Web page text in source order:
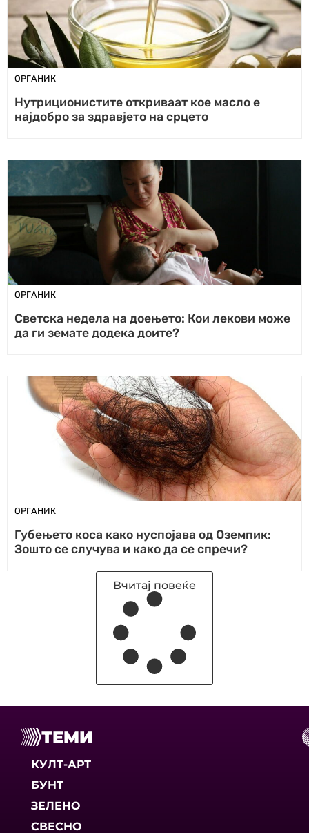
ОРГАНИК
Нутриционистите откриваат кое масло е
најдобро за здравјето на срцето
ОРГАНИК
Светска недела на доењето: Кои лекови може
да ги земате додека доите?
ОРГАНИК
Губењето коса како нуспојава од Оземпик:
Зошто се случува и како да се спречи?
Вчитај повеќе
ТЕМИ
КУЛТ-АРТ
БУНТ
ЗЕЛЕНО
СВЕСНО